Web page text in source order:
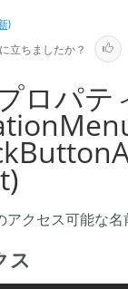
)
立ちましたか？
ロパテ
クセス可能な名
ス